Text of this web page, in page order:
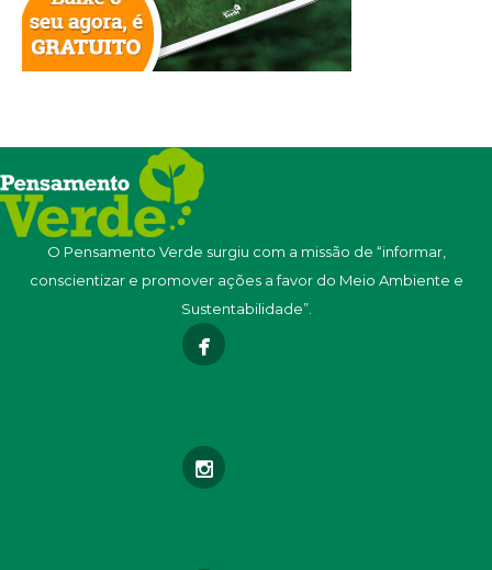
O Pensamento Verde surgiu com a missão de “informar,
conscientizar e promover ações a favor do Meio Ambiente e
Sustentabilidade”.